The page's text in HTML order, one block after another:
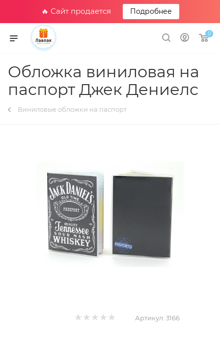
🔥 Сайт продается Подробнее
0
Обложка виниловая на
паспорт Джек Дениелс
Виниловые обложки на паспорт
Артикул: 3166